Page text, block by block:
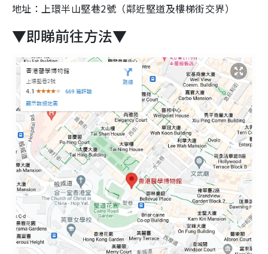
地址：上環半山堅巷2號（鄰近堅道及樓梯街交界）
▼即睇前往方法▼